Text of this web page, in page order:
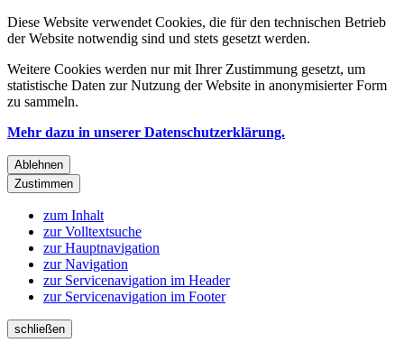
Diese Website verwendet Cookies, die für den technischen Betrieb
der Website notwendig sind und stets gesetzt werden.
Weitere Cookies werden nur mit Ihrer Zustimmung gesetzt, um
statistische Daten zur Nutzung der Website in anonymisierter Form
zu sammeln.
Mehr dazu in unserer Datenschutzerklärung.
Ablehnen
Zustimmen
zum Inhalt
zur Volltextsuche
zur Hauptnavigation
zur Navigation
zur Servicenavigation im Header
zur Servicenavigation im Footer
schließen